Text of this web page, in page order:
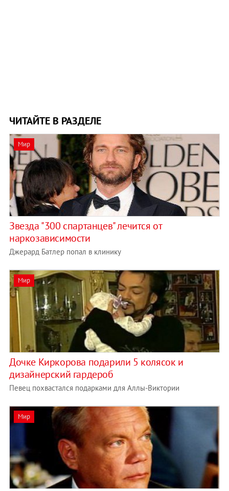
ЧИТАЙТЕ В РАЗДЕЛЕ
Мир
Звезда "300 спартанцев" лечится от
наркозависимости
Джерард Батлер попал в клинику
Мир
Дочке Киркорова подарили 5 колясок и
дизайнерский гардероб
Певец похвастался подарками для Аллы-Виктории
Мир